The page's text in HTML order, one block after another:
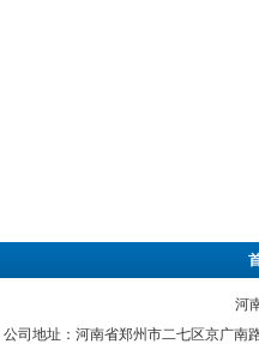
河
公司地址：河南省郑州市二七区京广